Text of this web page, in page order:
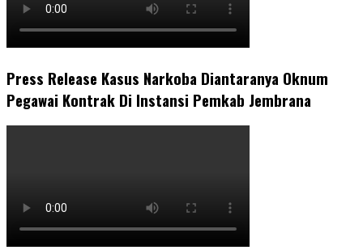
Press Release Kasus Narkoba Diantaranya Oknum
Pegawai Kontrak Di Instansi Pemkab Jembrana